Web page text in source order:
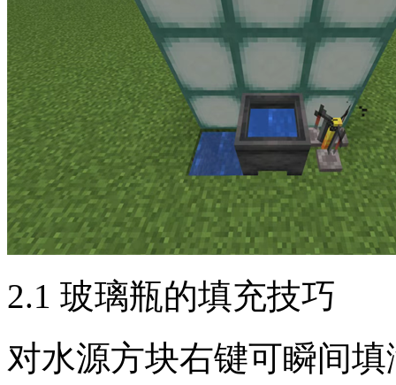
2.1 玻璃瓶的填充技巧
对水源方块右键可瞬间